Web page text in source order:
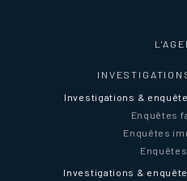
Investigations &
Enquêtes
Enquêtes
Investigations &